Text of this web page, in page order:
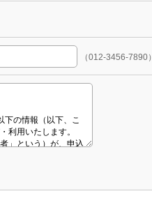
（012-3456-7890）